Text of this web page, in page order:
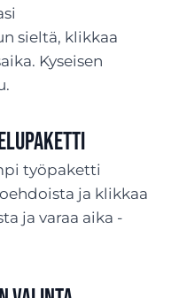
sieltä, klikkaa
Kyseisen
työpaketti
ja klikkaa
ja varaa aika -